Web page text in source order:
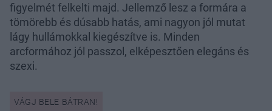
figyelmét felkelti majd. Jellemző lesz a formára a
tömörebb és dúsabb hatás, ami nagyon jól mutat
lágy hullámokkal kiegészítve is. Minden
arcformához jól passzol, elképesztően elegáns és
szexi.